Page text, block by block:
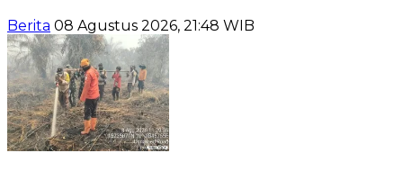
Berita 08 Agustus 2026, 21:48 WIB